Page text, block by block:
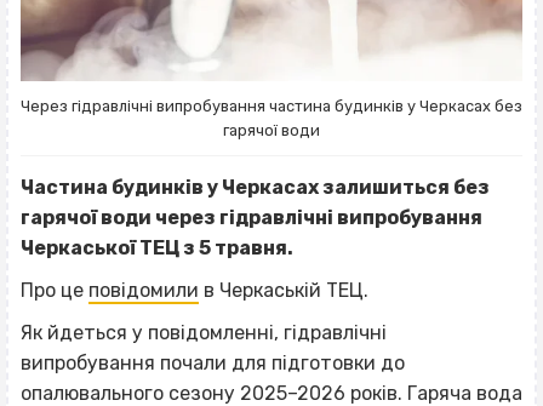
Через гідравлічні випробування частина будинків у Черкасах без
гарячої води
Частина будинків у Черкасах залишиться без
гарячої води через гідравлічні випробування
Черкаської ТЕЦ з 5 травня.
Про це повідомили в Черкаській ТЕЦ.
Як йдеться у повідомленні, гідравлічні
випробування почали для підготовки до
опалювального сезону 2025–2026 років. Гаряча вода